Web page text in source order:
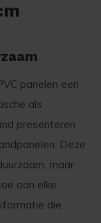
panelen een
als
presenteren
Deze
maar
aan elke
die